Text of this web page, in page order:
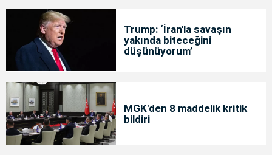
Trump: ‘İran'la savaşın
yakında biteceğini
düşünüyorum’
MGK'den 8 maddelik kritik
bildiri